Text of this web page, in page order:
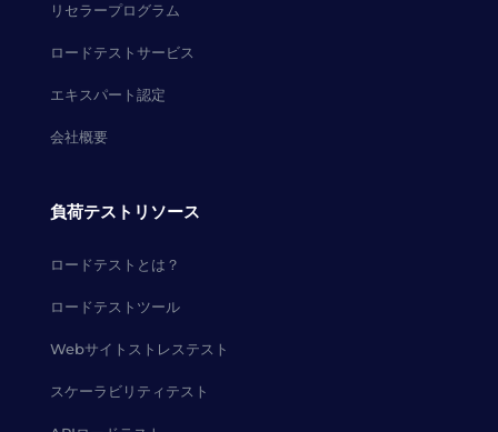
リセラープログラム
ロードテストサービス
エキスパート認定
会社概要
負荷テストリソース
ロードテストとは？
ロードテストツール
Webサイトストレステスト
スケーラビリティテスト